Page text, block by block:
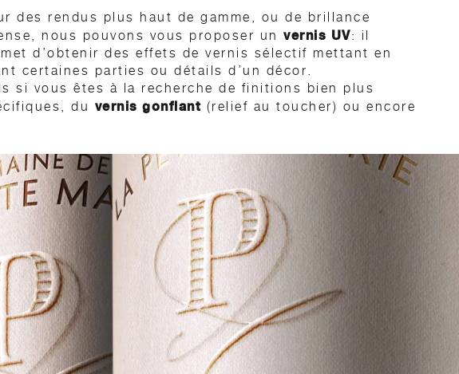
des rendus plus haut de gamme, ou de brillance
nous pouvons vous proposer unvernis UV: il
d’obtenir des effets de vernis sélectif mettant en
certaines parties ou détails d’un décor.
si vous êtes à la recherche de finitions bien plus
du vernis gonflant (relief au toucher) ou encore
rigidité, durée de vie et résistance à l’humidité.
finition qui applique un film plastique sur la totalité du
carton. Ce film peut prendre différents aspects:
mat, soft touch, satiné etc.
cette finition peut augmenter un phénomène de
de l’emballage.